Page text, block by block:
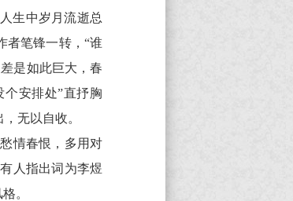
生中岁月流逝总
者笔锋一转，“谁
是如此巨大，春
安排处”直抒胸
无以自收。
情春恨，多用对
人指出词为李煜
。